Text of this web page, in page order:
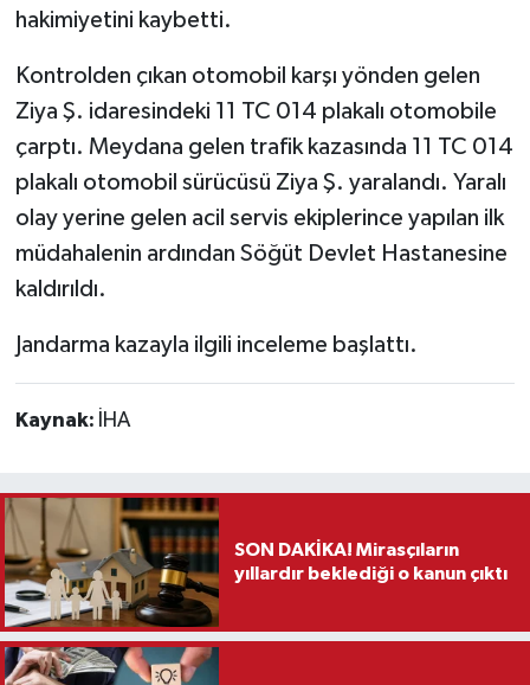
hakimiyetini kaybetti.
Kontrolden çıkan otomobil karşı yönden gelen
Ziya Ş. idaresindeki 11 TC 014 plakalı otomobile
çarptı. Meydana gelen trafik kazasında 11 TC 014
plakalı otomobil sürücüsü Ziya Ş. yaralandı. Yaralı
olay yerine gelen acil servis ekiplerince yapılan ilk
müdahalenin ardından Söğüt Devlet Hastanesine
kaldırıldı.
Jandarma kazayla ilgili inceleme başlattı.
Kaynak: İHA
SON DAKİKA! Mirasçıların
yıllardır beklediği o kanun çıktı
Teknoloji
Vasıta
Vefat Haberleri
Yaşam